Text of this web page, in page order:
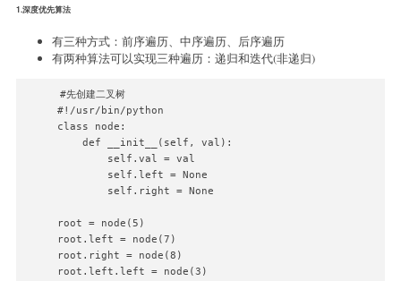
1.深度优先算法
有三种方式：前序遍历、中序遍历、后序遍历
有两种算法可以实现三种遍历：递归和迭代(非递归)
#先创建二叉树
#!/usr/bin/python
class node:
    def __init__(self, val):
        self.val = val
        self.left = None
        self.right = None
root = node(5)
root.left = node(7)
root.right = node(8)
root.left.left = node(3)